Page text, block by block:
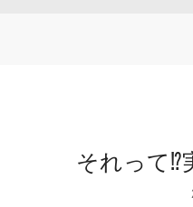
それって⁉